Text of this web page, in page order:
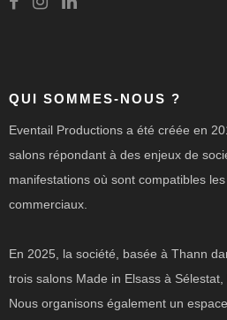
QUI SOMMES-NOUS ?
Eventail Productions a été créée en
salons répondant à des enjeux de
manifestations où sont compatibles
commerciaux.
En 2025, la société, basée à Thann
trois salons Made in Elsass à Sélestat,
Nous organisons également un